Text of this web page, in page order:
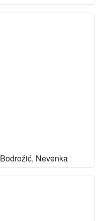
Bodrožić, Nevenka